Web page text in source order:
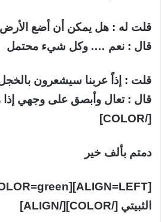
قلت له : هل يمكن أن أضع
قال : نعم …. وكل شيء محتمل
قلت : إذاً عربنا سيشعرون
قال : تعال وأبصق على وجهي
[/COLOR]
دمتم بألف خير
الثبيتي [/COLOR][/ALIGN]